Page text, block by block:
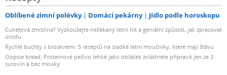
Oblíbené zimní polévky Domácí pekárny Jídlo podle horoskopu
Cuketová zmrzlina? Vyzkoušejte nečekaný letní hit a geniální způsob, jak zpracovat
úrodu
Rychlé buchty s broskvemi: 5 receptů na sladké letní moučníky, které mají šťávu
Oopsie bread: Proteinové pečivo lehké jako obláček zvládnete připravit jen ze 3
surovin a bez mouky